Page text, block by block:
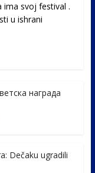
ima svoj festival .
u ishrani
награда
Dečaku ugradili